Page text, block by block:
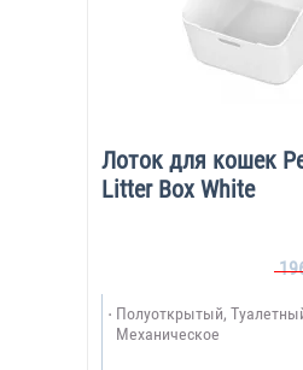
Лоток для кошек
Litter Box White
Полуоткрытый,
Механическое